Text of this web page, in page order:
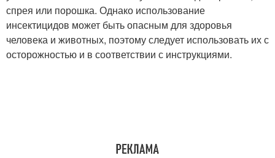
спрея или порошка. Однако использование
инсектицидов может быть опасным для здоровья
человека и животных, поэтому следует использовать их с
осторожностью и в соответствии с инструкциями.